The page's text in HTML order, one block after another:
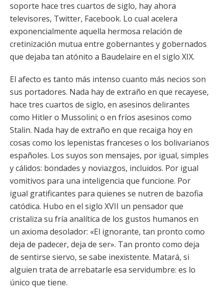
soporte hace tres cuartos de siglo, hay ahora
televisores, Twitter, Facebook. Lo cual acelera
exponencialmente aquella hermosa relación de
cretinización mutua entre gobernantes y gobernados
que dejaba tan atónito a Baudelaire en el siglo XIX.
El afecto es tanto más intenso cuanto más necios son
sus portadores. Nada hay de extraño en que recayese,
hace tres cuartos de siglo, en asesinos delirantes
como Hitler o Mussolini; o en fríos asesinos como
Stalin. Nada hay de extraño en que recaiga hoy en
cosas como los lepenistas franceses o los bolivarianos
españoles. Los suyos son mensajes, por igual, simples
y cálidos: bondades y noviazgos, incluidos. Por igual
vomitivos para una inteligencia que funcione. Por
igual gratificantes para quienes se nutren de bazofia
catódica. Hubo en el siglo XVII un pensador que
cristaliza su fría analítica de los gustos humanos en
un axioma desolador: «El ignorante, tan pronto como
deja de padecer, deja de ser». Tan pronto como deja
de sentirse siervo, se sabe inexistente. Matará, si
alguien trata de arrebatarle esa servidumbre: es lo
único que tiene.